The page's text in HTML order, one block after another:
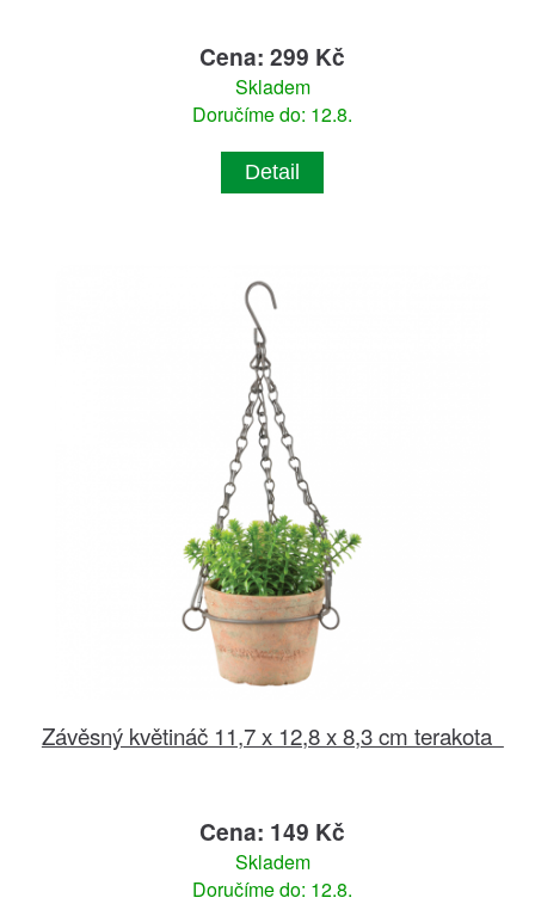
Cena: 299 Kč
Skladem
Doručíme do: 12.8.
Detail
Závěsný květináč 11,7 x 12,8 x 8,3 cm terakota
Cena: 149 Kč
Skladem
Doručíme do: 12.8.